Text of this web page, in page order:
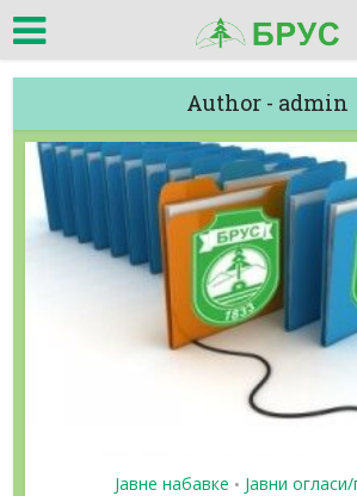
Author - admin
Јавне набавке • Јавни